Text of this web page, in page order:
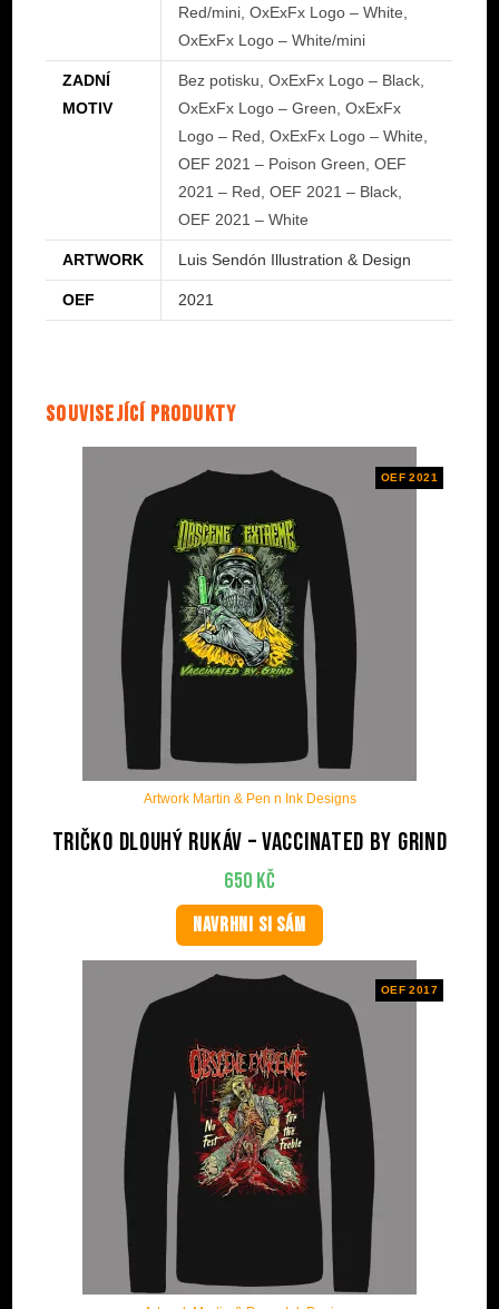
Red/mini, OxExFx Logo – White,
OxExFx Logo – White/mini
ZADNÍ
MOTIV
Bez potisku, OxExFx Logo – Black,
OxExFx Logo – Green, OxExFx
Logo – Red, OxExFx Logo – White,
OEF 2021 – Poison Green, OEF
2021 – Red, OEF 2021 – Black,
OEF 2021 – White
ARTWORK Luis Sendón Illustration & Design
OEF 2021
Související produkty
OEF 2021
Artwork Martin & Pen n Ink Designs
Tričko dlouhý rukáv – Vaccinated by Grind
650 Kč
NAVRHNI SI SÁM
OEF 2017